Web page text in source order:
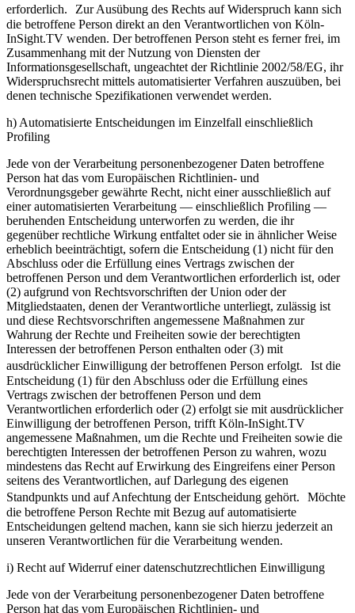
erforderlich. Zur Ausübung des Rechts auf Widerspruch kann sich
die betroffene Person direkt an den Verantwortlichen von Köln-
InSight.TV wenden. Der betroffenen Person steht es ferner frei, im
Zusammenhang mit der Nutzung von Diensten der
Informationsgesellschaft, ungeachtet der Richtlinie 2002/58/EG, ihr
Widerspruchsrecht mittels automatisierter Verfahren auszuüben, bei
denen technische Spezifikationen verwendet werden.
h) Automatisierte Entscheidungen im Einzelfall einschließlich
Profiling
Jede von der Verarbeitung personenbezogener Daten betroffene
Person hat das vom Europäischen Richtlinien- und
Verordnungsgeber gewährte Recht, nicht einer ausschließlich auf
einer automatisierten Verarbeitung — einschließlich Profiling —
beruhenden Entscheidung unterworfen zu werden, die ihr
gegenüber rechtliche Wirkung entfaltet oder sie in ähnlicher Weise
erheblich beeinträchtigt, sofern die Entscheidung (1) nicht für den
Abschluss oder die Erfüllung eines Vertrags zwischen der
betroffenen Person und dem Verantwortlichen erforderlich ist, oder
(2) aufgrund von Rechtsvorschriften der Union oder der
Mitgliedstaaten, denen der Verantwortliche unterliegt, zulässig ist
und diese Rechtsvorschriften angemessene Maßnahmen zur
Wahrung der Rechte und Freiheiten sowie der berechtigten
Interessen der betroffenen Person enthalten oder (3) mit
ausdrücklicher Einwilligung der betroffenen Person erfolgt. Ist die
Entscheidung (1) für den Abschluss oder die Erfüllung eines
Vertrags zwischen der betroffenen Person und dem
Verantwortlichen erforderlich oder (2) erfolgt sie mit ausdrücklicher
Einwilligung der betroffenen Person, trifft Köln-InSight.TV
angemessene Maßnahmen, um die Rechte und Freiheiten sowie die
berechtigten Interessen der betroffenen Person zu wahren, wozu
mindestens das Recht auf Erwirkung des Eingreifens einer Person
seitens des Verantwortlichen, auf Darlegung des eigenen
Standpunkts und auf Anfechtung der Entscheidung gehört. Möchte
die betroffene Person Rechte mit Bezug auf automatisierte
Entscheidungen geltend machen, kann sie sich hierzu jederzeit an
unseren Verantwortlichen für die Verarbeitung wenden.
i) Recht auf Widerruf einer datenschutzrechtlichen Einwilligung
Jede von der Verarbeitung personenbezogener Daten betroffene
Person hat das vom Europäischen Richtlinien- und